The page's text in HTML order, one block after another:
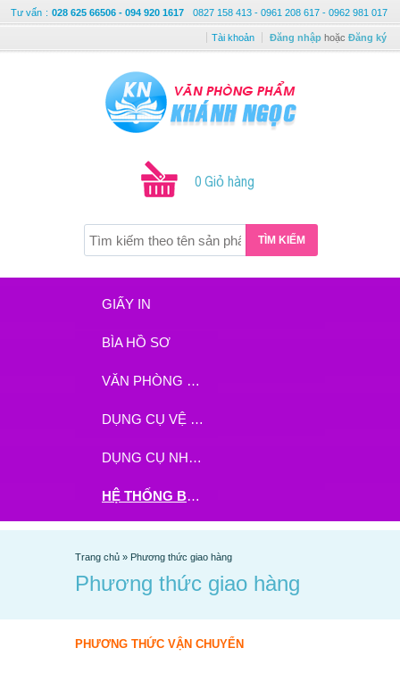
Tư vấn : 028 625 66506 - 094 920 1617 0827 158 413 - 0961 208 617 - 0962 981 017
Tài khoản Đăng nhập hoặc Đăng ký
0 Giỏ hàng
TÌM KIẾM
GIẤY IN
BÌA HỒ SƠ
VĂN PHÒNG PHẨM
DỤNG CỤ VỆ SINH
DỤNG CỤ NHÀ BẾP
HỆ THỐNG BHX - TGDĐ ĐẶT HÀNG TẠI ĐÂY
Trang chủ » Phương thức giao hàng
Phương thức giao hàng
PHƯƠNG THỨC VẬN CHUYỂN